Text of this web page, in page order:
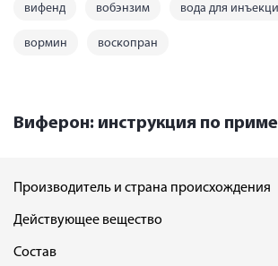
вифенд вобэнзим вода для
вормин воскопран
Виферон: инструкция по
Производитель и страна происхождения
Действующее вещество
Состав